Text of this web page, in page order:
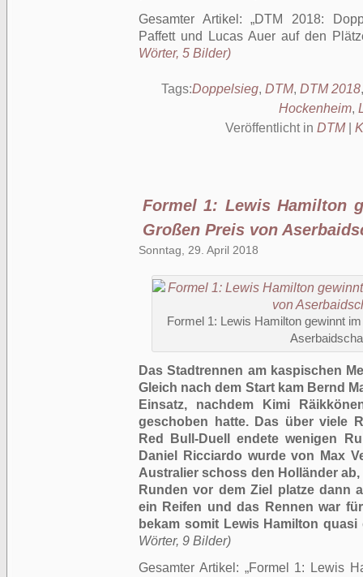
Gesamter Artikel: DTM 2018:
Paffett und Lucas Auer auf den
Wörter, 5 Bilder)
Tags:Doppelsieg, DTM, DTM 2018
Hockenheim,
Veröffentlicht in DTM|
Formel 1: Lewis Hamilton
Großen Preis von
Sonntag, 29. April 2018
Formel 1: Lewis Hamilton gewinnt
Das Stadtrennen am kaspischen
Gleich nach dem Start kam Bernd
Einsatz, nachdem Kimi
geschoben hatte. Das über viele
Red Bull-Duell endete wenigen
Daniel Ricciardo wurde von Max
Australier schoss den Holländer
Runden vor dem Ziel platze dann
ein Reifen und das Rennen war
bekam somit Lewis Hamilton quasi
Wörter, 9 Bilder)
Gesamter Artikel:
Formel 1: Lewis